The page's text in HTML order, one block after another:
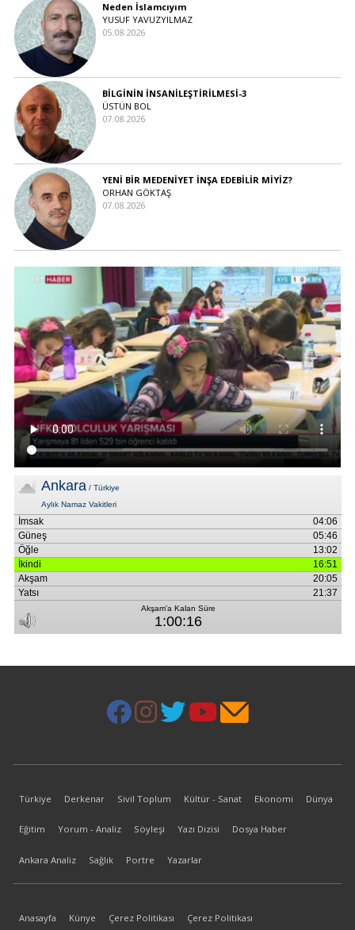
Neden İslamcıyım
YUSUF YAVUZYILMAZ
05.08.2026
BİLGİNİN İNSANİLEŞTİRİLMESİ-3
ÜSTÜN BOL
07.08.2026
YENİ BİR MEDENİYET İNŞA EDEBİLİR MİYİZ?
ORHAN GÖKTAŞ
07.08.2026
Türkiye Derkenar Sivil Toplum Kültür - Sanat Ekonomi Dünya
Eğitim Yorum - Analiz Söyleşi Yazı Dizisi Dosya Haber
Ankara Analiz Sağlık Portre Yazarlar
Anasayfa Künye Çerez Politikası Çerez Politikası